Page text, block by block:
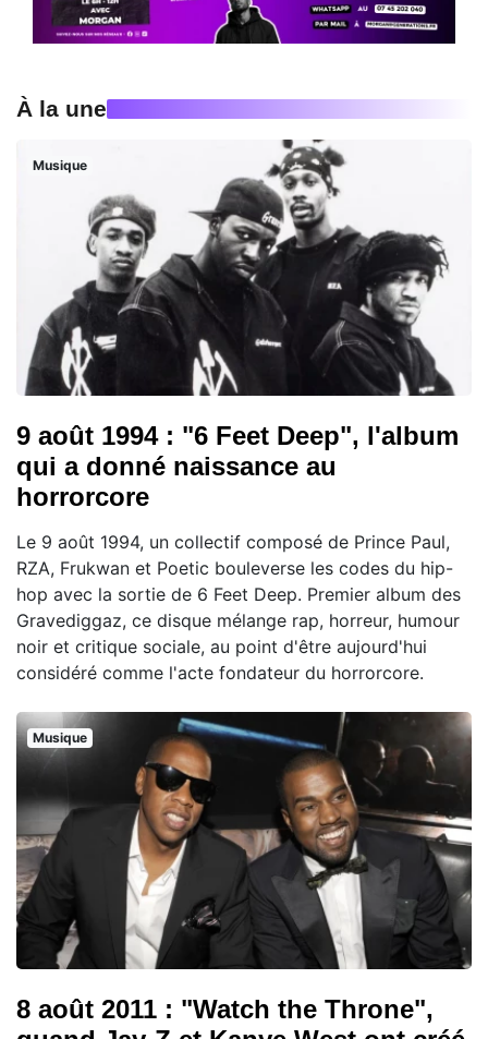
À la une
Musique
9 août 1994 : "6 Feet Deep", l'album
qui a donné naissance au
horrorcore
Le 9 août 1994, un collectif composé de Prince Paul,
RZA, Frukwan et Poetic bouleverse les codes du hip-
hop avec la sortie de 6 Feet Deep. Premier album des
Gravediggaz, ce disque mélange rap, horreur, humour
noir et critique sociale, au point d'être aujourd'hui
considéré comme l'acte fondateur du horrorcore.
Musique
8 août 2011 : "Watch the Throne",